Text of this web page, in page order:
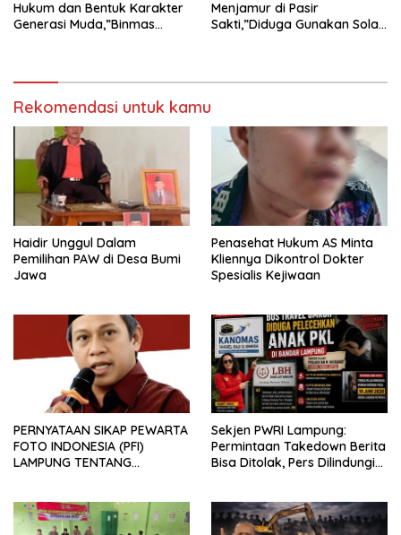
Hukum dan Bentuk Karakter
Generasi Muda,”Binmas
Menjamur di Pasir
Sakti,”Diduga Gunakan Solar
Rekomendasi untuk kamu
Haidir Unggul Dalam
Pemilihan PAW di Desa Bumi
Jawa
Penasehat Hukum AS Minta
Kliennya Dikontrol Dokter
Spesialis Kejiwaan
PERNYATAAN SIKAP PEWARTA
FOTO INDONESIA (PFI)
LAMPUNG TENTANG
TERHADAP JURNALIS DI
PENGADILAN NEGERI
Sekjen PWRI Lampung:
Permintaan Takedown Berita
Bisa Ditolak, Pers Dilindungi